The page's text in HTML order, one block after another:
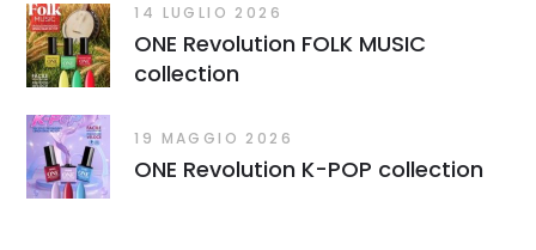
14 LUGLIO 2026
ONE Revolution FOLK MUSIC
collection
19 MAGGIO 2026
ONE Revolution K-POP collection